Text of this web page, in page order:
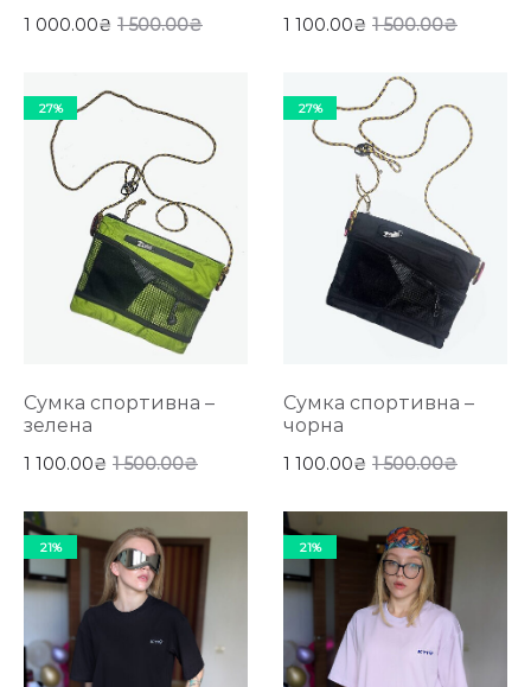
1 500.00₴
1 000.00₴ 1 500.00₴
1 100.00₴
27%
Сумка спортивна –
зелена
1 500.00₴
1 100.00₴
27%
Сумка спортивна –
чорна
1 500.00₴
1 100.00₴
21% 21%